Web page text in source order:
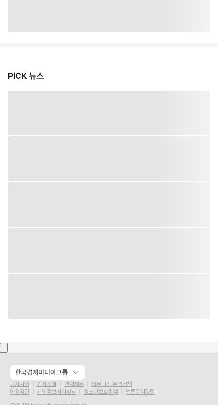
PiCK 뉴스
한국경제미디어그룹
공지사항 기자소개 인재채용
커뮤니티 운영정책
이용약관
개인정보처리방침 청소년보호정책
언론윤리강령